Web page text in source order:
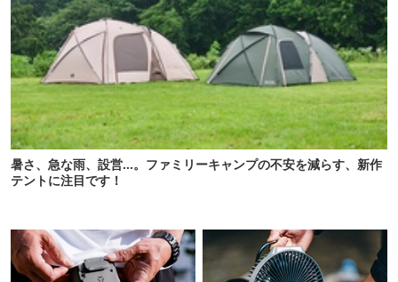
暑さ、急な雨、設営…。ファミリーキャンプの不安を減らす、新作
テントに注目です！